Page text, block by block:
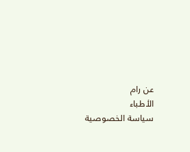
عن رام
الأطباء
سياسة الخصوصية